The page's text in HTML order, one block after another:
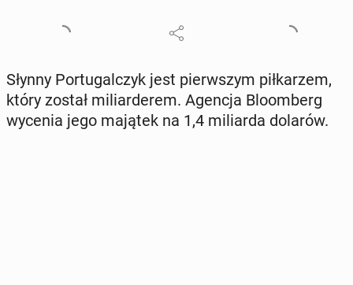
Słynny Por­tu­gal­czyk jest pierw­szym pił­ka­rzem,
który został mi­liar­de­rem. Agencja Blo­om­berg
wycenia jego majątek na 1,4 mi­liar­da dolarów.